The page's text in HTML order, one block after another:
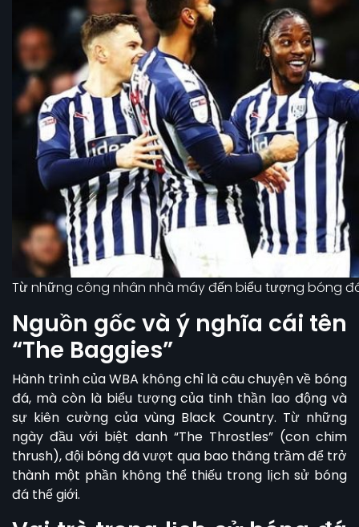
Từ những công nhân nhà máy đến biểu tượng bóng
Nguồn gốc và ý nghĩa cái tên
“The Baggies”
Hành trình của WBA không chỉ là câu chuyện về bóng
đá, mà còn là biểu tượng của tinh thần lao động và
sự kiên cường của vùng Black Country. Từ những
ngày đầu với biệt danh “The Throstles” (con chim
thrush), đội bóng đã vượt qua bao thăng trầm để trở
thành một phần không thể thiếu trong lịch sử bóng
đá thế giới.